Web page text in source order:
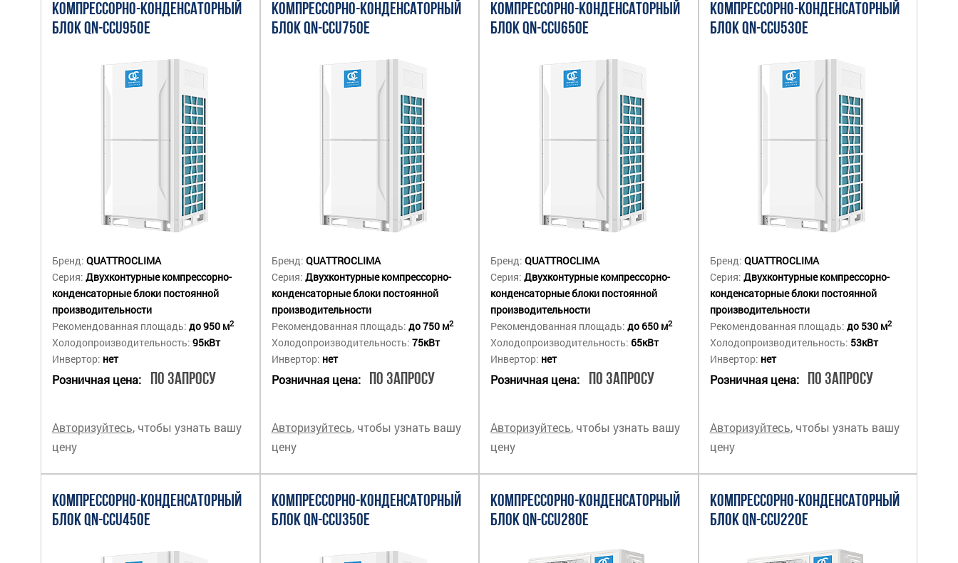
КОМПРЕССОРНО-КОНДЕНСАТОРНЫЙ
БЛОК QN-CCU950E
Бренд: QUATTROCLIMA
Серия: Двухконтурные компрессорно-
конденсаторные блоки постоянной
производительности
Рекомендованная площадь: до 950 м2
Холодопроизводительность: 95кВт
Инвертор: нет
Розничная цена: По запросу
Авторизуйтесь, чтобы узнать вашу
цену
КОМПРЕССОРНО-КОНДЕНСАТОРНЫЙ
БЛОК QN-CCU750E
Бренд: QUATTROCLIMA
Серия: Двухконтурные компрессорно-
конденсаторные блоки постоянной
производительности
Рекомендованная площадь: до 750 м2
Холодопроизводительность: 75кВт
Инвертор: нет
Розничная цена: По запросу
Авторизуйтесь, чтобы узнать вашу
цену
КОМПРЕССОРНО-КОНДЕНСАТОРНЫЙ
БЛОК QN-CCU650E
Бренд: QUATTROCLIMA
Серия: Двухконтурные компрессорно-
конденсаторные блоки постоянной
производительности
Рекомендованная площадь: до 650 м2
Холодопроизводительность: 65кВт
Инвертор: нет
Розничная цена: По запросу
Авторизуйтесь, чтобы узнать вашу
цену
КОМПРЕССОРНО-КОНДЕНСАТОРНЫЙ
БЛОК QN-CCU530E
Бренд: QUATTROCLIMA
Серия: Двухконтурные компрессорно-
конденсаторные блоки постоянной
производительности
Рекомендованная площадь: до 530 м2
Холодопроизводительность: 53кВт
Инвертор: нет
Розничная цена: По запросу
Авторизуйтесь, чтобы узнать вашу
цену
КОМПРЕССОРНО-КОНДЕНСАТОРНЫЙ
БЛОК QN-CCU450E
КОМПРЕССОРНО-КОНДЕНСАТОРНЫЙ
БЛОК QN-CCU350E
КОМПРЕССОРНО-КОНДЕНСАТОРНЫЙ
БЛОК QN-CCU280E
КОМПРЕССОРНО-КОНДЕНСАТОРНЫЙ
БЛОК QN-CCU220E